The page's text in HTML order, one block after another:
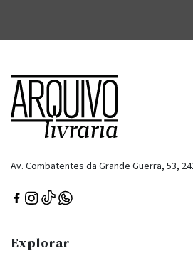
Av. Combatentes da Grande Guerra, 53,
Explorar